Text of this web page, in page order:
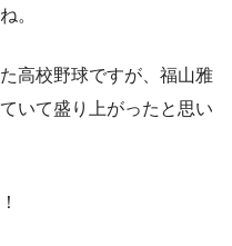
。
高校野球ですが、福山雅
いて盛り上がったと思い